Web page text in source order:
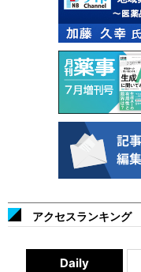
アクセスランキング
Daily